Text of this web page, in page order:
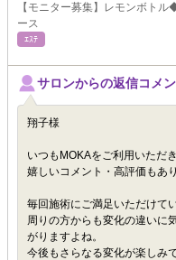
【モニター募集】レモンボト
ース
ｴｽﾃ
サロンからの返信コメ
翔子様
いつもMOKAをご利用いただ
嬉しいコメント・高評価もあ
毎回施術にご満足いただけて
周りの方からも変化の違いに
がりますよね。
今後もさらなる変化が楽しみ